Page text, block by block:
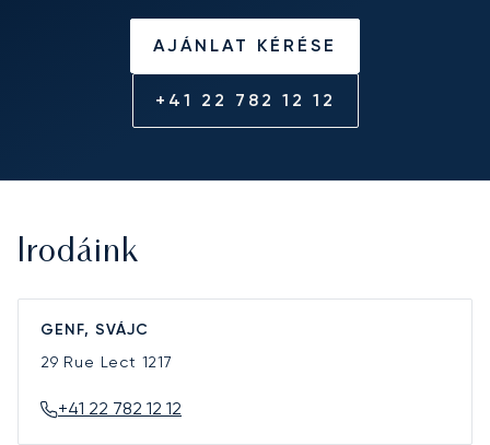
AJÁNLAT KÉRÉSE
+41 22 782 12 12
Irodáink
GENF, SVÁJC
29 Rue Lect 1217
+41 22 782 12 12